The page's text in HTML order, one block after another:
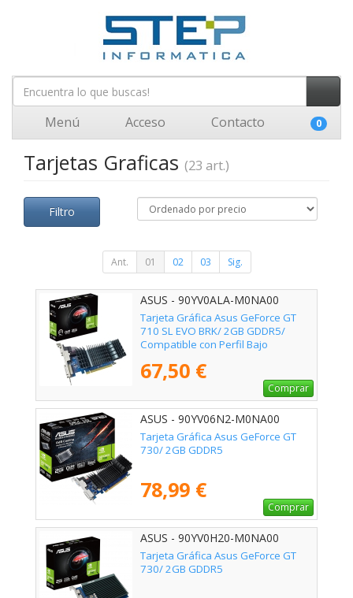
Menú Acceso Contacto 0
Tarjetas Graficas (23 art.)
Filtro
Ant. 01 02 03 Sig.
ASUS - 90YV0ALA-M0NA00
Tarjeta Gráfica Asus GeForce GT
710 SL EVO BRK/ 2GB GDDR5/
Compatible con Perfil Bajo
67,50 €
Comprar
ASUS - 90YV06N2-M0NA00
Tarjeta Gráfica Asus GeForce GT
730/ 2GB GDDR5
78,99 €
Comprar
ASUS - 90YV0H20-M0NA00
Tarjeta Gráfica Asus GeForce GT
730/ 2GB GDDR5